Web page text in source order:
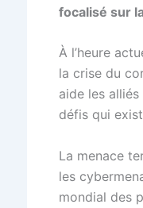
focalisé sur
À l’heure
la crise du
aide les
défis qui
La menace
les
mondial des